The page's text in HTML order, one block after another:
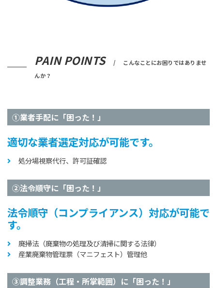
PAIN POINTS
こんなことにお困りではありませ
んか？
①業者手配に「困った！」
適切な業者選定対応が可能です。
処分場視察代行、許可証確認
②法令順守に「困った！」
法令順守（コンプライアンス）対応が可能で
す。
廃掃法（廃棄物の処理及び清掃に関する法律）
産業廃棄物管理票（マニフェスト）管理他
③調整業務（工程・所掌範囲）に「困った！」